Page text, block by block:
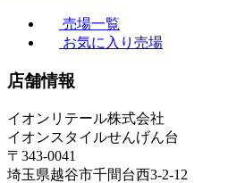
売場一覧
お気に入り売場
店舗情報
イオンリテール株式会社
イオンスタイルせんげん台
〒343-0041
埼玉県越谷市千間台西3-2-12